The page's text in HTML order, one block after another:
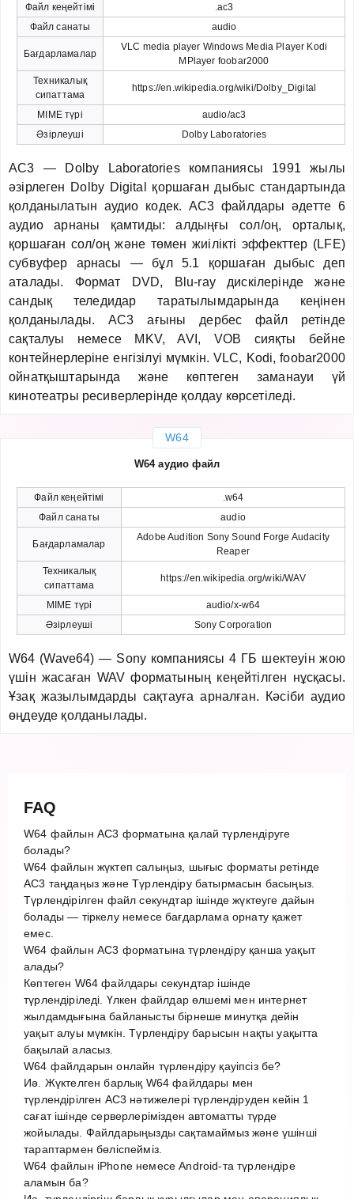
Файл кеңейтімі
.ac3
Файл санаты
audio
Бағдарламалар
VLC media player Windows Media Player Kodi
MPlayer foobar2000
Техникалық
сипаттама
https://en.wikipedia.org/wiki/Dolby_Digital
MIME түрі
audio/ac3
Әзірлеуші
Dolby Laboratories
AC3 — Dolby Laboratories компаниясы 1991 жылы
әзірлеген Dolby Digital қоршаған дыбыс стандартында
қолданылатын аудио кодек. AC3 файлдары әдетте 6
аудио арнаны қамтиды: алдыңғы сол/оң, орталық,
қоршаған сол/оң және төмен жиілікті эффекттер (LFE)
субвуфер арнасы — бұл 5.1 қоршаған дыбыс деп
аталады. Формат DVD, Blu-ray дискілерінде және
сандық теледидар таратылымдарында кеңінен
қолданылады. AC3 ағыны дербес файл ретінде
сақталуы немесе MKV, AVI, VOB сияқты бейне
контейнерлеріне енгізілуі мүмкін. VLC, Kodi, foobar2000
ойнатқыштарында және көптеген заманауи үй
кинотеатры ресиверлерінде қолдау көрсетіледі.
W64
W64 аудио файл
Файл кеңейтімі
.w64
Файл санаты
audio
Бағдарламалар
Adobe Audition Sony Sound Forge Audacity
Reaper
Техникалық
сипаттама
https://en.wikipedia.org/wiki/WAV
MIME түрі
audio/x-w64
Әзірлеуші
Sony Corporation
W64 (Wave64) — Sony компаниясы 4 ГБ шектеуін жою
үшін жасаған WAV форматының кеңейтілген нұсқасы.
Ұзақ жазылымдарды сақтауға арналған. Кәсіби аудио
өңдеуде қолданылады.
FAQ
W64 файлын AC3 форматына қалай түрлендіруге
болады?
W64 файлын жүктеп салыңыз, шығыс форматы ретінде
AC3 таңдаңыз және Түрлендіру батырмасын басыңыз.
Түрлендірілген файл секундтар ішінде жүктеуге дайын
болады — тіркелу немесе бағдарлама орнату қажет
емес.
W64 файлын AC3 форматына түрлендіру қанша уақыт
алады?
Көптеген W64 файлдары секундтар ішінде
түрлендіріледі. Үлкен файлдар өлшемі мен интернет
жылдамдығына байланысты бірнеше минутқа дейін
уақыт алуы мүмкін. Түрлендіру барысын нақты уақытта
бақылай аласыз.
W64 файлдарын онлайн түрлендіру қауіпсіз бе?
Иә. Жүктелген барлық W64 файлдары мен
түрлендірілген AC3 нәтижелері түрлендіруден кейін 1
сағат ішінде серверлерімізден автоматты түрде
жойылады. Файлдарыңызды сақтамаймыз және үшінші
тараптармен бөліспейміз.
W64 файлын iPhone немесе Android-та түрлендіре
аламын ба?